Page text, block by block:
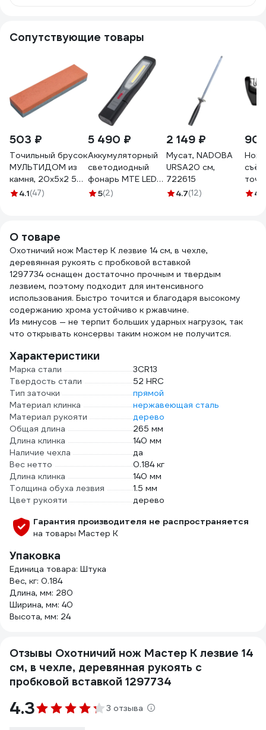
Сопутствующие товары
503 ₽
Точильный брусок
МУЛЬТИДОМ из
камня, 20х5х2 5
см VL60-73
4.1(47)
5 490 ₽
Аккумуляторный
светодиодный
фонарь MTE LED
ergopower boost
5(2)
2 149 ₽
Мусат, NADOBA
URSA20 см,
722615
4.7(12) 4.9
О товаре
Охотничий нож Мастер К лезвие 14 см, в чехле,
деревянная рукоять с пробковой вставкой
1297734 оснащен достаточно прочным и твердым
лезвием, поэтому подходит для интенсивного
использования. Быстро точится и благодаря высокому
содержанию хрома устойчиво к ржавчине.
Из минусов — не терпит больших ударных нагрузок, так
что открывать консервы таким ножом не получится.
Характеристики
Марка стали
3CR13
Твердость стали
52 HRC
Тип заточки
прямой
Материал клинка
нержавеющая сталь
Материал рукояти
дерево
Общая длина
265 мм
Длина клинка
140 мм
Наличие чехла
да
Вес нетто
0.184 кг
Длина клинка
140 мм
Толщина обуха лезвия
1.5 мм
Цвет рукояти
дерево
Гарантия производителя не распространяется
на товары Мастер К
Упаковка
Единица товара: Штука
Вес, кг: 0.184
Длина, мм: 280
Ширина, мм: 40
Высота, мм: 24
Отзывы Охотничий нож Мастер К лезвие 14
см, в чехле, деревянная рукоять с
пробковой вставкой 1297734
4.3 3 отзыва